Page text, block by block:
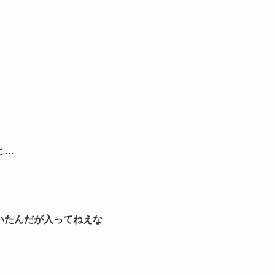
…
たんだが入ってねえな